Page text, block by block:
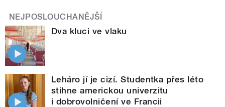
NEJPOSLOUCHANĚJŠÍ
Dva kluci ve vlaku
Leháro jí je cizí. Studentka přes léto
stihne americkou univerzitu
i dobrovolničení ve Francii